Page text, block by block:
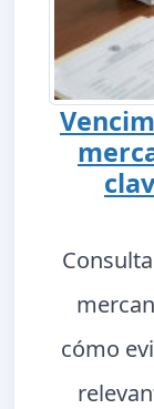
cómo